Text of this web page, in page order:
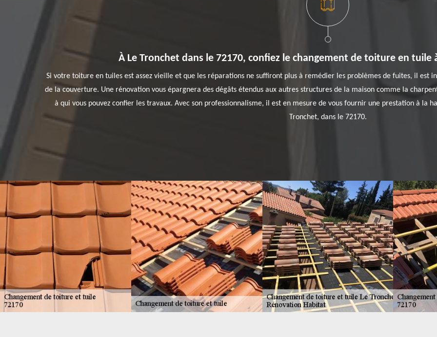
À Le Tronchet dans le 72170, confiez le changement de toiture en
Si votre toiture en tuiles est assez vieille et que les réparations ne suffiront plus à remédier les problèmes de fuites, il est
de la couverture. Une rénovation vous épargnera des dégâts étendus aux autres structures de la maison comme la
à qui vous pouvez confier les travaux. Avec son professionnalisme, il est en mesure de vous fournir une prestation à la
Tronchet, dans le 72170.